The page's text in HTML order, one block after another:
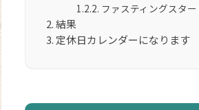
ファスティングスター
結果
定休日カレンダーになります